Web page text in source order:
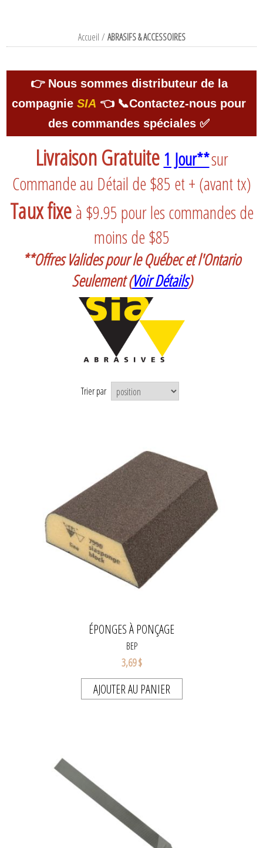
Accueil / ABRASIFS & ACCESSOIRES
👉 Nous sommes distributeur de la
compagnieSIA 👈 📞Contactez-nous pour
des commandes spéciales ✅
Livraison Gratuite 1 Jour**sur
Commande au Détail de $85 et + (avant tx)
Taux fixeà $9.95 pour les commandes de
moins de $85
**Offres Valides pour le Québec et l'Ontario
Seulement (Voir Détails)
Trier par
ÉPONGES À PONÇAGE
BEP
3,69 $
AJOUTER AU PANIER